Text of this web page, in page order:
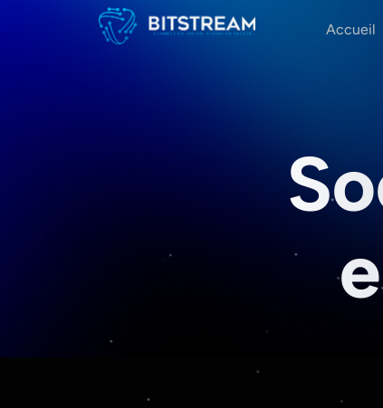
Accueil